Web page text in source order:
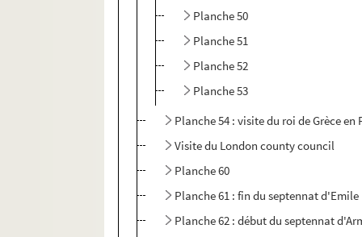
Planche 50
Planche 51
Planche 52
Planche 53
Planche 54 : visite du roi de Grèce en
Visite du London county council
Planche 60
Planche 61 : fin du septennat
Planche 62 : début du septennat